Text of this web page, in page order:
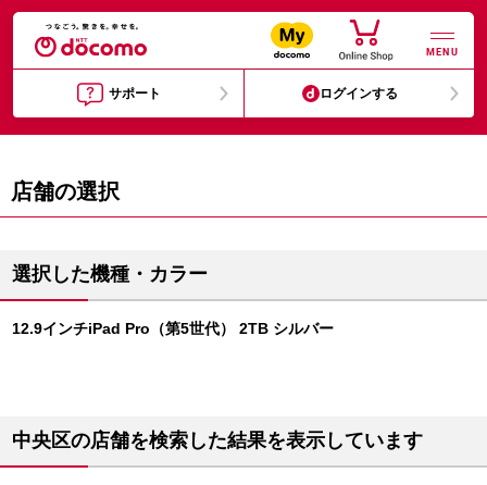
MENU
サポート ログインする
店舗の選択
選択した機種・カラー
12.9インチiPad Pro（第5世代） 2TB シルバー
中央区の店舗を検索した結果を表示しています